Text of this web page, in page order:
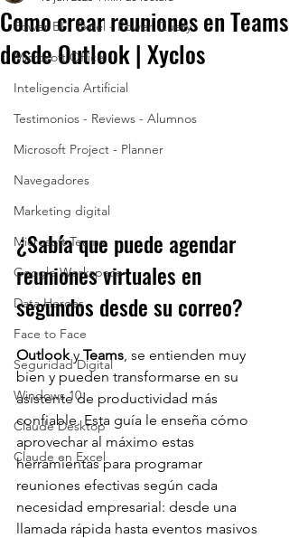
Power BI - Excel - Power Query
Microsoft Office
Inteligencia Artificial
Testimonios - Reviews - Alumnos
Microsoft Project - Planner
Navegadores
Marketing digital
Microsoft Teams
Google Workspace
Data Heroes
Face to Face
Seguridad Digital
Windows 10
Claude Desktop
Claude en Excel
Como crear reuniones en Teams
desde Outlook | Xyclos
¿Sabía que puede agendar
reuniones virtuales en
segundos desde su correo?
Outlook y Teams , se entienden muy
bien y pueden transformarse en su
asistente de productividad más
confiable. Esta guía le enseña cómo
aprovechar al máximo estas
herramientas para programar
reuniones efectivas según cada
necesidad empresarial: desde una
llamada rápida hasta eventos masivos